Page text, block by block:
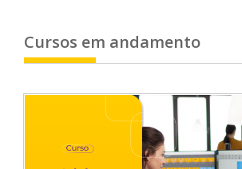
Cursos em andamento